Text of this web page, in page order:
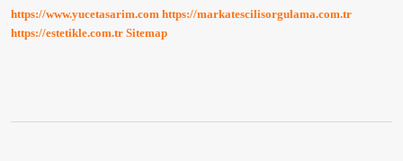
https://www.yucetasarim.com https://markatescilisorgulama.com.tr
https://estetikle.com.tr Sitemap